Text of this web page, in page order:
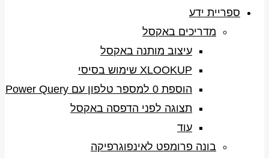
ספריית ידע
מדריכים באקסל
עיצוב מותנה באקסל
XLOOKUP שימוש בסיסי
הוספת 0 למספר טלפון עם Power Query
תצוגה לפני הדפסה באקסל
עוד
בונה פרומפט לאינפוגרפיקה